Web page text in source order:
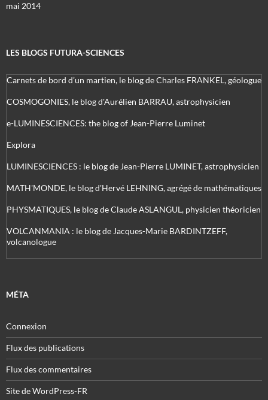
mai 2014
LES BLOGS FUTURA-SCIENCES
Carnets de bord d’un martien, le blog de Charles FRANKEL, géologue
COSMOGONIES, le blog d'Aurélien BARRAU, astrophysicien
e-LUMINESCIENCES: the blog of Jean-Pierre Luminet
Explora
LUMINESCIENCES : le blog de Jean-Pierre LUMINET, astrophysicien
MATH'MONDE, le blog d'Hervé LEHNING, agrégé de mathématiques
PHYSMATIQUES, le blog de Claude ASLANGUL, physicien théoricien
VOLCANMANIA : le blog de Jacques-Marie BARDINTZEFF,
volcanologue
MÉTA
Connexion
Flux des publications
Flux des commentaires
Site de WordPress-FR